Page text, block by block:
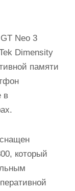
Neo 3
Dimensity
памяти
в
который